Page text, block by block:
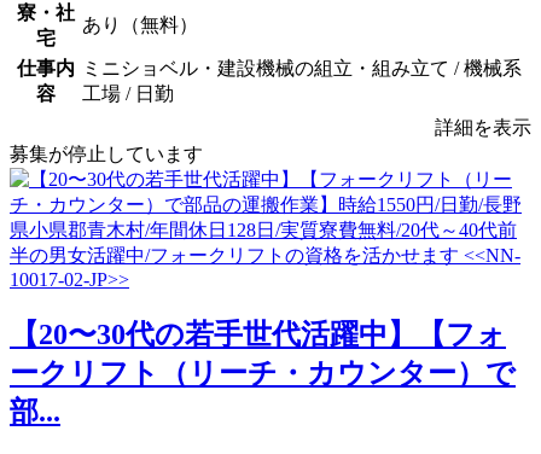
寮・社
宅
あり（無料）
仕事内
容
ミニショベル・建設機械の組立・組み立て / 機械系
工場 / 日勤
詳細を表示
募集が停止しています
【20〜30代の若手世代活躍中】【フォ
ークリフト（リーチ・カウンター）で
部...